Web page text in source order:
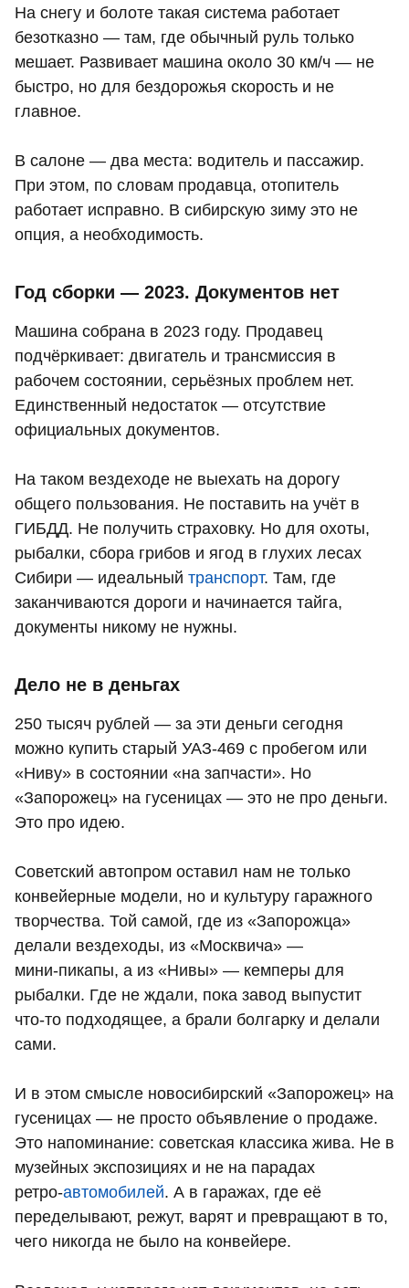
На снегу и болоте такая система работает
безотказно — там, где обычный руль только
мешает. Развивает машина около 30 км/ч — не
быстро, но для бездорожья скорость и не
главное.
В салоне — два места: водитель и пассажир.
При этом, по словам продавца, отопитель
работает исправно. В сибирскую зиму это не
опция, а необходимость.
Год сборки — 2023. Документов нет
Машина собрана в 2023 году. Продавец
подчёркивает: двигатель и трансмиссия в
рабочем состоянии, серьёзных проблем нет.
Единственный недостаток — отсутствие
официальных документов.
На таком вездеходе не выехать на дорогу
общего пользования. Не поставить на учёт в
ГИБДД. Не получить страховку. Но для охоты,
рыбалки, сбора грибов и ягод в глухих лесах
Сибири — идеальный транспорт. Там, где
заканчиваются дороги и начинается тайга,
документы никому не нужны.
Дело не в деньгах
250 тысяч рублей — за эти деньги сегодня
можно купить старый УАЗ‑469 с пробегом или
«Ниву» в состоянии «на запчасти». Но
«Запорожец» на гусеницах — это не про деньги.
Это про идею.
Советский автопром оставил нам не только
конвейерные модели, но и культуру гаражного
творчества. Той самой, где из «Запорожца»
делали вездеходы, из «Москвича» —
мини‑пикапы, а из «Нивы» — кемперы для
рыбалки. Где не ждали, пока завод выпустит
что‑то подходящее, а брали болгарку и делали
сами.
И в этом смысле новосибирский «Запорожец» на
гусеницах — не просто объявление о продаже.
Это напоминание: советская классика жива. Не в
музейных экспозициях и не на парадах
ретро‑автомобилей. А в гаражах, где её
переделывают, режут, варят и превращают в то,
чего никогда не было на конвейере.